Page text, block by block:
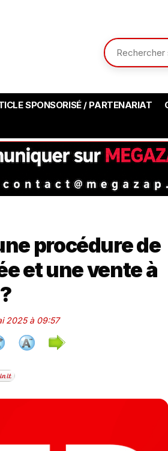
SPONSORISÉ / PARTENARIAT
procédure de
et une vente à
2025 à 09:57